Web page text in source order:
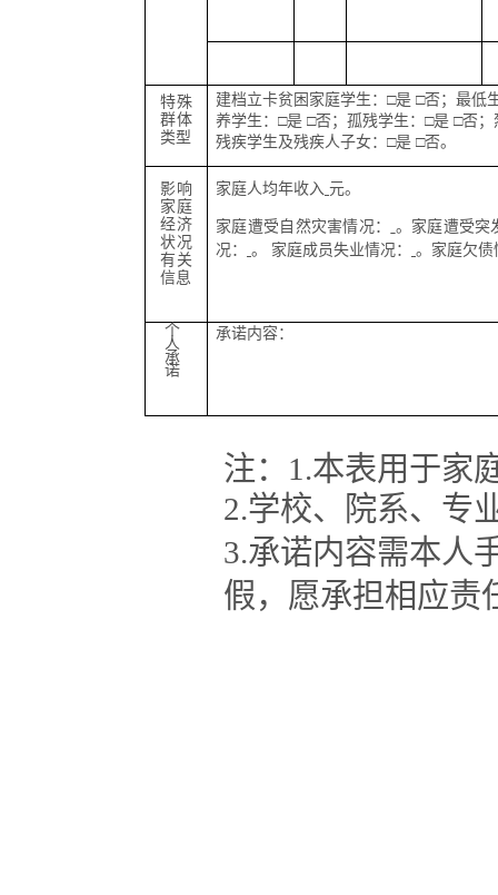
特殊
群体
类型
建档立卡贫困家庭学生：□是 □否；最低
养学生：□是 □否；孤残学生：□是 □否
残疾学生及残疾人子女：□是 □否。
影响
家庭
经济
状况
有关
信息
家庭人均年收入 元。
家庭遭受自然灾害情况：
。家庭遭受突
况：
。 家庭成员失业情况： 。家庭欠债
个
人
承
诺
承诺内容：
注： 1.本表用于家
2.学校、院系、专
3.承诺内容需本人
假，愿承担相应责